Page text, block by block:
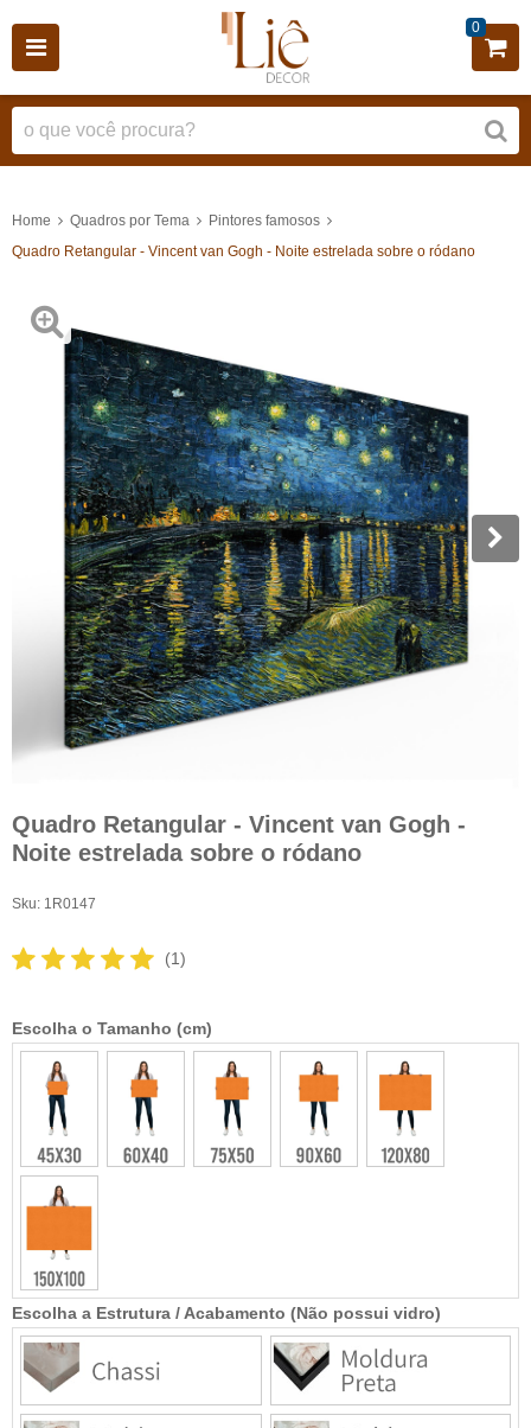
0
Home Quadros por Tema
Pintores famosos
Quadro Retangular - Vincent van Gogh - Noite estrelada sobre o ródano
Quadro Retangular - Vincent van Gogh -
Noite estrelada sobre o ródano
Sku: 1R0147
(1)
Escolha a Estrutura / Acabamento (Não possui vidro)
Escolha o Tamanho (cm)